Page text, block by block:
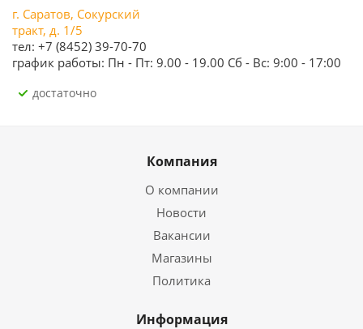
г. Саратов, Сокурский
тракт, д. 1/5
тел: +7 (8452) 39-70-70
график работы: Пн - Пт: 9.00 - 19.00 Сб - Вс: 9:00 - 17:00
Достаточно
Компания
О компании
Новости
Вакансии
Магазины
Политика
Информация